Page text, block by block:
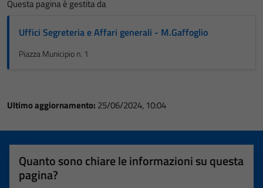
Questa pagina è gestita da
Uffici Segreteria e Affari generali - M.Gaffoglio
Piazza Municipio n. 1
Ultimo aggiornamento: 25/06/2024, 10:04
Quanto sono chiare le informazioni su questa
pagina?